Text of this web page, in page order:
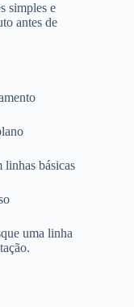
simples e
antes de
linhas básicas
uma linha